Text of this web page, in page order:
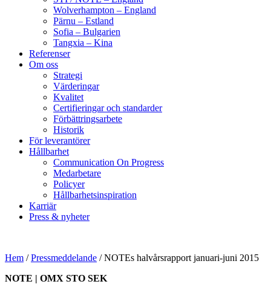
Wolverhampton – England
Pärnu – Estland
Sofia – Bulgarien
Tangxia – Kina
Referenser
Om oss
Strategi
Värderingar
Kvalitet
Certifieringar och standarder
Förbättringsarbete
Historik
För leverantörer
Hållbarhet
Communication On Progress
Medarbetare
Policyer
Hållbarhetsinspiration
Karriär
Press & nyheter
Hem /Pressmeddelande /NOTEs halvårsrapport januari-juni 2015
NOTE | OMX STO SEK